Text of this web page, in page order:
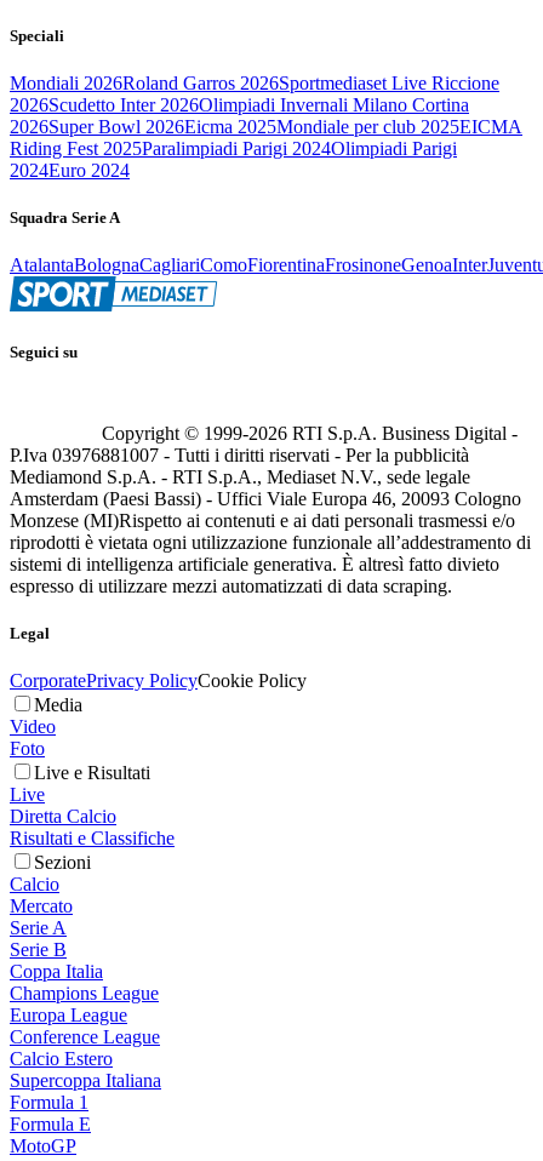
Speciali
Mondiali 2026Roland Garros 2026Sportmediaset Live Riccione
2026Scudetto Inter 2026Olimpiadi Invernali Milano Cortina
2026Super Bowl 2026Eicma 2025Mondiale per club 2025EICMA
Riding Fest 2025Paralimpiadi Parigi 2024Olimpiadi Parigi
2024Euro 2024
Squadra Serie A
AtalantaBolognaCagliariComoFiorentinaFrosinoneGenoaInter
Seguici su
Copyright © 1999-2026 RTI S.p.A. Business Digital -
P.Iva 03976881007 - Tutti i diritti riservati - Per la pubblicità
Mediamond S.p.A. - RTI S.p.A., Mediaset N.V., sede legale
Amsterdam (Paesi Bassi) - Uffici Viale Europa 46, 20093 Cologno
Monzese (MI)Rispetto ai contenuti e ai dati personali trasmessi e/o
riprodotti è vietata ogni utilizzazione funzionale all’addestramento di
sistemi di intelligenza artificiale generativa. È altresì fatto divieto
espresso di utilizzare mezzi automatizzati di data scraping.
Legal
CorporatePrivacy PolicyCookie Policy
Media
Video
Foto
Live e Risultati
Live
Diretta Calcio
Risultati e Classifiche
Sezioni
Calcio
Mercato
Serie A
Serie B
Coppa Italia
Champions League
Europa League
Conference League
Calcio Estero
Supercoppa Italiana
Formula 1
Formula E
MotoGP